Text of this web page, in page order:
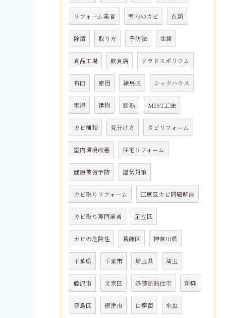
リフォーム業者 室内のカビ 衣類
除菌 取り方 予防法 住居
食品工場 飲食店 クラドスポリウム
布団 原因 練馬区 シックハウス
家屋 建物 断熱 MIST工法
カビ種類 見分け方 カビリフォーム
室内環境改善 住宅リフォーム
健康被害予防 湿気対策
カビ取りリフォーム 江東区カビ問題解決
カビ取り専門業者 足立区
カビの危険性 葛飾区 神奈川県
千葉県 千葉市 埼玉県 埼玉
藤沢市 文京区 基礎断熱住宅 新築
豊島区 摂津市 白癬菌 水虫